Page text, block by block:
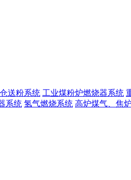
送粉系统 工业煤粉炉燃烧器系统
系统 氢气燃烧系统 高炉煤气、焦